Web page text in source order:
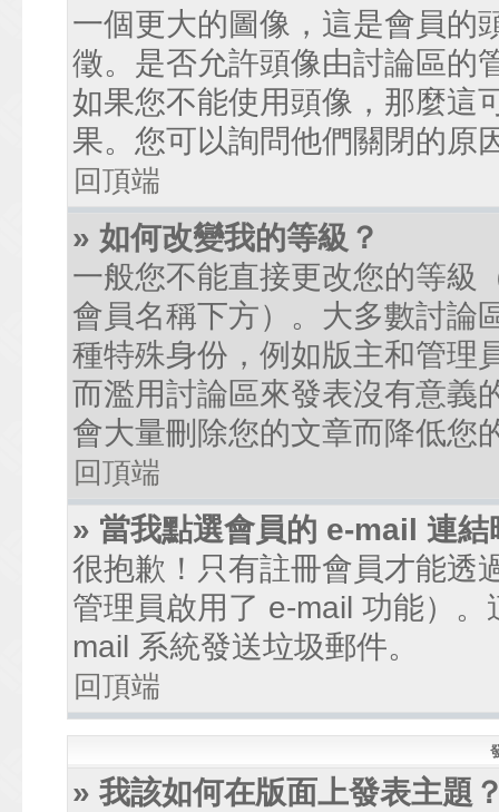
一個更大的圖像，這是會員的
徵。是否允許頭像由討論區的
如果您不能使用頭像，那麼這
果。您可以詢問他們關閉的原
回頂端
» 如何改變我的等級？
一般您不能直接更改您的等級
會員名稱下方）。大多數討論
種特殊身份，例如版主和管理
而濫用討論區來發表沒有意義
會大量刪除您的文章而降低您
回頂端
» 當我點選會員的 e-mail 連
很抱歉！只有註冊會員才能透
管理員啟用了 e-mail 功能）
mail 系統發送垃圾郵件。
回頂端
» 我該如何在版面上發表主題